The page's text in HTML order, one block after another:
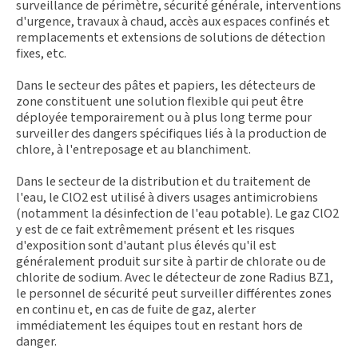
surveillance de périmètre, sécurité générale, interventions
d'urgence, travaux à chaud, accès aux espaces confinés et
remplacements et extensions de solutions de détection
fixes, etc.
Dans le secteur des pâtes et papiers, les détecteurs de
zone constituent une solution flexible qui peut être
déployée temporairement ou à plus long terme pour
surveiller des dangers spécifiques liés à la production de
chlore, à l'entreposage et au blanchiment.
Dans le secteur de la distribution et du traitement de
l'eau, le ClO2 est utilisé à divers usages antimicrobiens
(notamment la désinfection de l'eau potable). Le gaz ClO2
y est de ce fait extrêmement présent et les risques
d'exposition sont d'autant plus élevés qu'il est
généralement produit sur site à partir de chlorate ou de
chlorite de sodium. Avec le détecteur de zone Radius BZ1,
le personnel de sécurité peut surveiller différentes zones
en continu et, en cas de fuite de gaz, alerter
immédiatement les équipes tout en restant hors de
danger.